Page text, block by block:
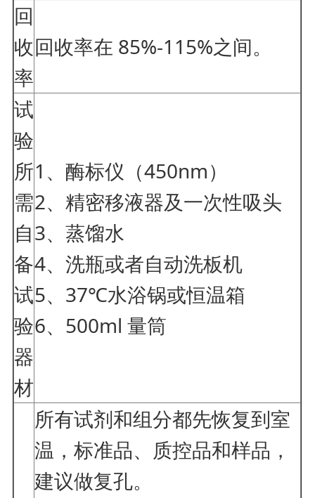
回
收
率
回收率在 85%-115%之间。
试
验
所
需
自
备
试
验
器
材
1、酶标仪（450nm）
2、精密移液器及一次性吸头
3、蒸馏水
4、洗瓶或者自动洗板机
5、37℃水浴锅或恒温箱
6、500ml 量筒
所有试剂和组分都先恢复到室
温，标准品、质控品和样品，
建议做复孔。